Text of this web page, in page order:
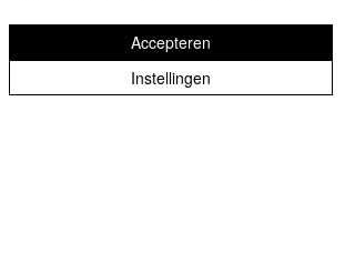
Return policy
Instellingen
Accepteren